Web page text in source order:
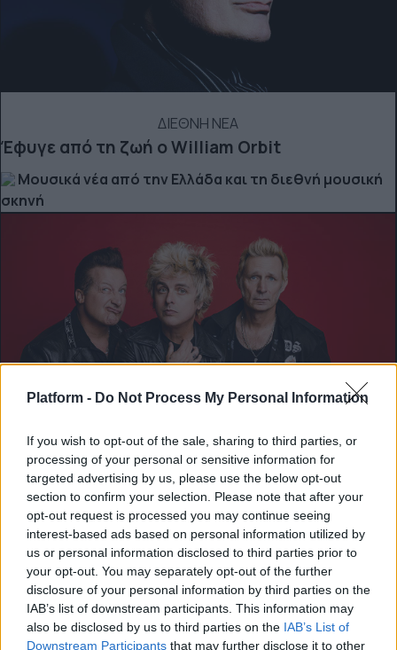
Platform - Do Not Process My Personal Information
If you wish to opt-out of the sale, sharing to third parties, or
processing of your personal or sensitive information for
targeted advertising by us, please use the below opt-out
section to confirm your selection. Please note that after your
opt-out request is processed you may continue seeing
interest-based ads based on personal information utilized by
us or personal information disclosed to third parties prior to
your opt-out. You may separately opt-out of the further
disclosure of your personal information by third parties on the
IAB’s list of downstream participants. This information may
also be disclosed by us to third parties on the IAB’s List of
Downstream Participants that may further disclose it to other
ΔΙΕΘΝΗ ΝΕΑ
Έφυγε από τη ζωή ο William Orbit
Μουσικά νέα από την Ελλάδα και τη διεθνή μουσική
σκηνή
ΔΙΕΘΝΗ ΝΕΑ
Οι Green Day απέκτησαν το δικό τους 24ωρο
κανάλι στο YouTube με σπάνιο αρχειακό υλικό
Μουσικά νέα από την Ελλάδα και τη διεθνή μουσική
σκηνή